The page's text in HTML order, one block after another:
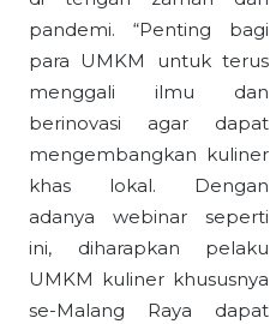
pandemi. “Penting bagi
para UMKM untuk terus
menggali ilmu dan
berinovasi agar dapat
mengembangkan kuliner
khas lokal. Dengan
adanya webinar seperti
ini, diharapkan pelaku
UMKM kuliner khususnya
se-Malang Raya dapat